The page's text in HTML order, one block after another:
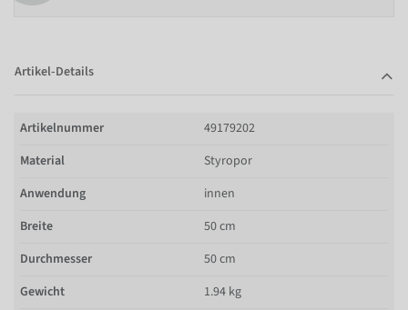
Artikel-Details
Artikelnummer
49179202
Material
Styropor
Anwendung
innen
Breite
50 cm
Durchmesser
50 cm
Gewicht
1.94 kg